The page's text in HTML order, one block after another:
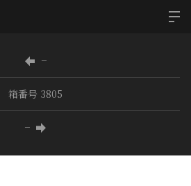
−
箱番号 3805
−